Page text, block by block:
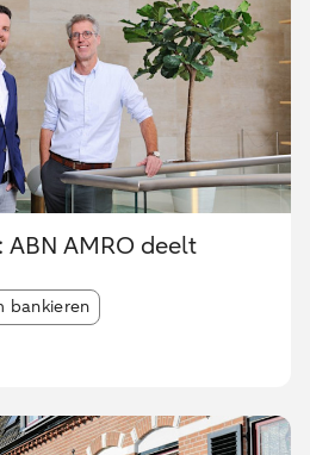
ABN AMRO deelt
bankieren